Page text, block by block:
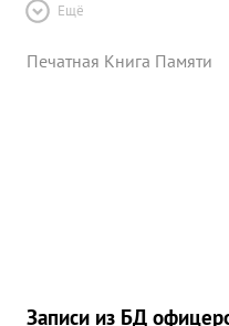
Ещё
Печатная Книга Памяти
Записи из БД